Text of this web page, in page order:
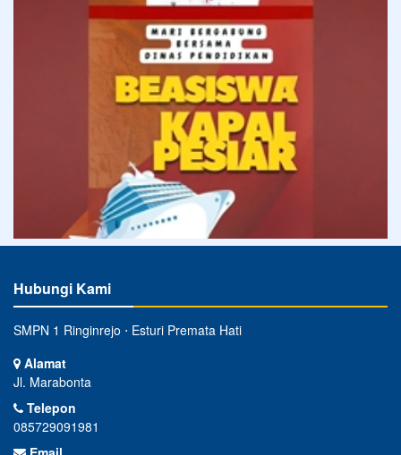
Hubungi Kami
SMPN 1 Ringinrejo ⋅ Esturi Premata Hati
Alamat
Jl. Marabonta
Telepon
085729091981